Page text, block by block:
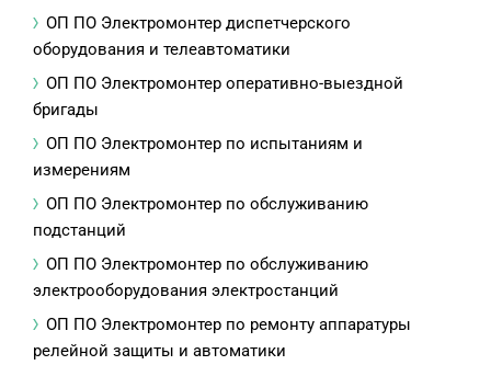
ОП ПО Электромонтер диспетчерского
оборудования и телеавтоматики
ОП ПО Электромонтер оперативно-выездной
бригады
ОП ПО Электромонтер по испытаниям и
измерениям
ОП ПО Электромонтер по обслуживанию
подстанций
ОП ПО Электромонтер по обслуживанию
электрооборудования электростанций
ОП ПО Электромонтер по ремонту аппаратуры
релейной защиты и автоматики